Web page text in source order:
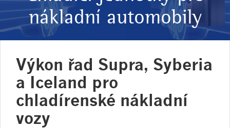
nákladní automobily
Výkon řad Supra, Syberia
a Iceland pro
chladírenské nákladní
vozy